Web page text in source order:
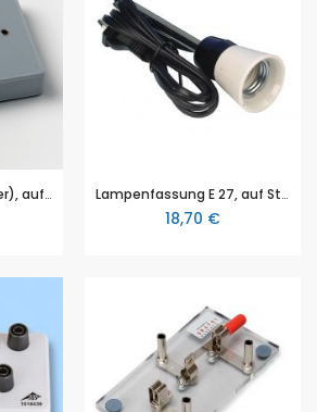
Drucktaster (Schließer), auf Sockel Lampenfassung E 27, auf Stiel
18,70 €